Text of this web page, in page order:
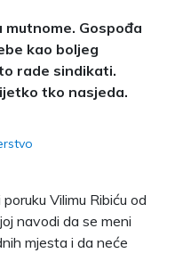
mutnome. Gospođa
kao boljeg
rade sindikati.
tko nasjeda.
Vilimu Ribiću od
navodi da se meni
mjesta i da neće